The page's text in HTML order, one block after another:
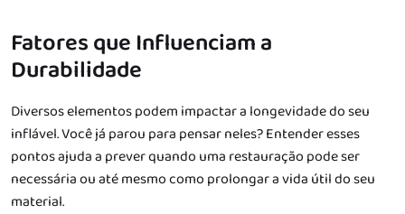
Fatores que Influenciam a
Durabilidade
Diversos elementos podem impactar a longevidade do seu
inflável. Você já parou para pensar neles? Entender esses
pontos ajuda a prever quando uma restauração pode ser
necessária ou até mesmo como prolongar a vida útil do seu
material.